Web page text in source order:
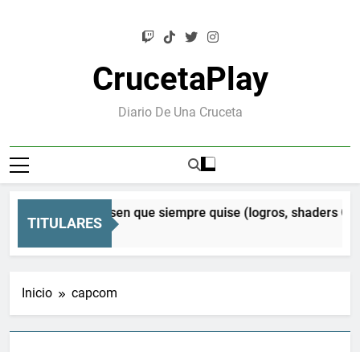
CrucetaPlay
Diario De Una Cruceta
TITULARES
Orion: el Mesen que siempre quise (logros, shaders CRT y
Inicio capcom